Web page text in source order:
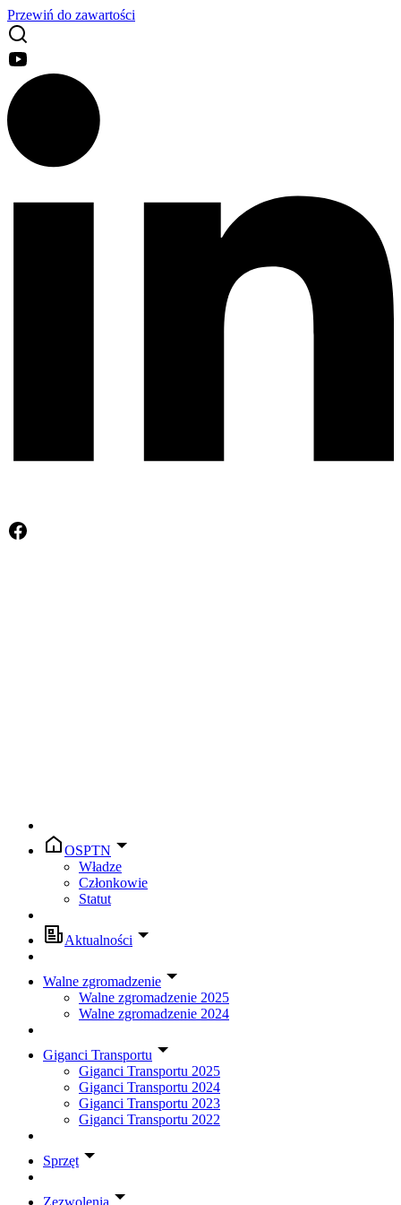
Przewiń do zawartości
OSPTN
Władze
Członkowie
Statut
Aktualności
Walne zgromadzenie
Walne zgromadzenie 2025
Walne zgromadzenie 2024
Giganci Transportu
Giganci Transportu 2025
Giganci Transportu 2024
Giganci Transportu 2023
Giganci Transportu 2022
Sprzęt
Zezwolenia